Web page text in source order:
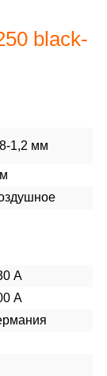
black-
1,2 мм
А
А